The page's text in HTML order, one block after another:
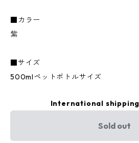
■カラー
紫
■サイズ
500mlペットボトルサイズ
International
Sold out